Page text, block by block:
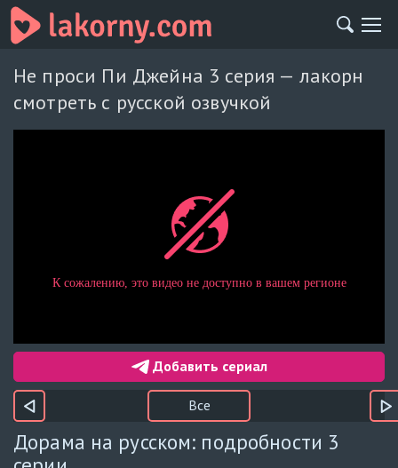
Не проси Пи Джейна 3 серия — лакорн
смотреть с русской озвучкой
Добавить сериал
Все
Дорама на русском: подробности 3